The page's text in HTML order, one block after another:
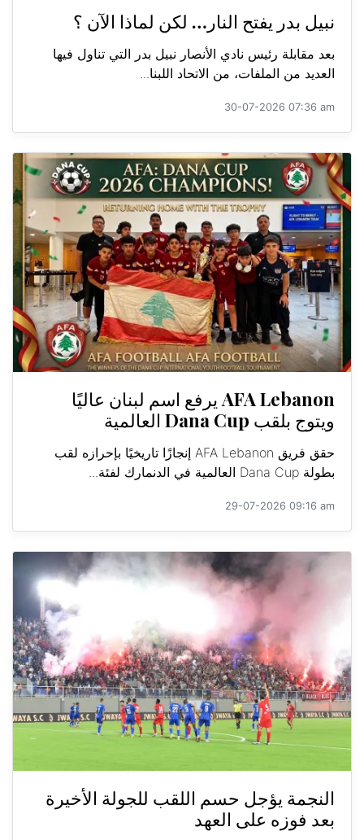
نبيل بدر يفتح النار… لكن لماذا الآن ؟
بعد مقابلة رئيس نادي الأنصار نبيل بدر التي تناول فيها
العديد من الملفات، من الاتحاد اللبنا...
30-07-2026 07:36 am
AFA Lebanon يرفع اسم لبنان عاليًا
ويتوج بلقب Dana Cup العالمية
حقق فريق AFA Lebanon إنجازًا تاريخيًا بإحرازه لقب
بطولة Dana Cup العالمية في الدنمارك لفئة...
29-07-2026 09:16 am
النجمة يؤجل حسم اللقب للجولة الأخيرة
بعد فوزه على العهد